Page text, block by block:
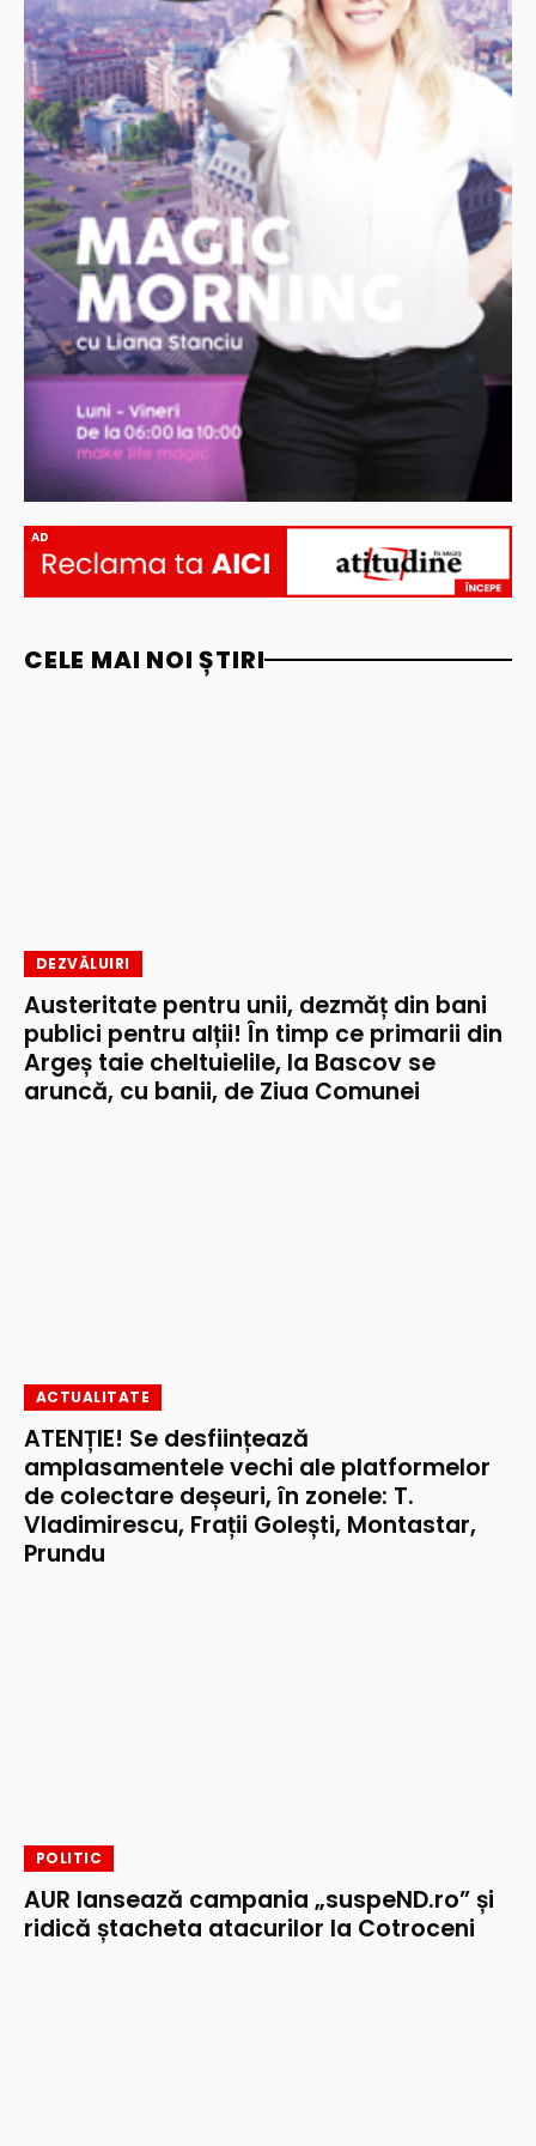
AD
CELE MAI NOI ȘTIRI
DEZVĂLUIRI
Austeritate pentru unii, dezmăț din bani
publici pentru alții! În timp ce primarii din
Argeș taie cheltuielile, la Bascov se
aruncă, cu banii, de Ziua Comunei
ACTUALITATE
ATENȚIE! Se desființează
amplasamentele vechi ale platformelor
de colectare deșeuri, în zonele: T.
Vladimirescu, Frații Golești, Montastar,
Prundu
POLITIC
AUR lansează campania „suspeND.ro” și
ridică ștacheta atacurilor la Cotroceni